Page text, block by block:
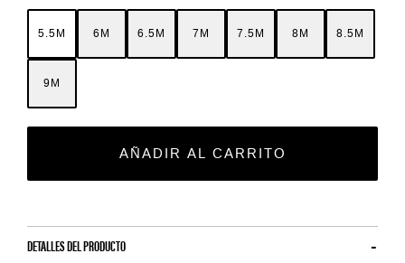
5.5M 6M 6.5M 7M 7.5M 8M 8.5M
9M
AÑADIR AL CARRITO
DETALLES DEL PRODUCTO